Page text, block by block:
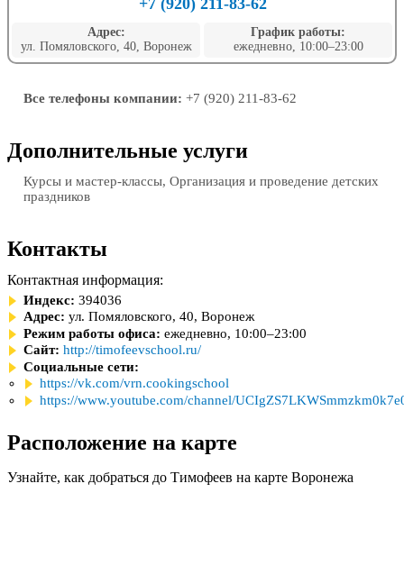
+7 (920) 211-83-62
Адрес:
ул. Помяловского, 40, Воронеж
График работы:
ежедневно, 10:00–23:00
Все телефоны компании: +7 (920) 211-83-62
Дополнительные услуги
Курсы и мастер-классы, Организация и проведение детских
праздников
Контакты
Контактная информация:
Индекс: 394036
Адрес: ул. Помяловского, 40, Воронеж
Режим работы офиса: ежедневно, 10:00–23:00
Сайт: http://timofeevschool.ru/
Социальные сети:
https://vk.com/vrn.cookingschool
https://www.youtube.com/channel/
Расположение на карте
Узнайте, как добраться до Тимофеев на карте Воронежа